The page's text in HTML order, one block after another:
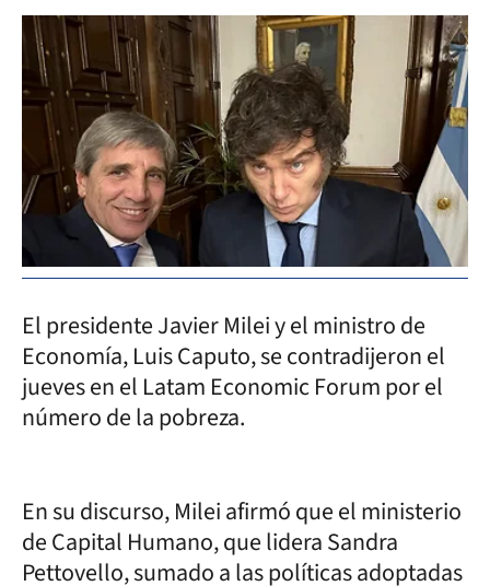
El presidente Javier Milei y el ministro de
Economía, Luis Caputo, se contradijeron el
jueves en el Latam Economic Forum por el
número de la pobreza.
En su discurso, Milei afirmó que el ministerio
de Capital Humano, que lidera Sandra
Pettovello, sumado a las políticas adoptadas